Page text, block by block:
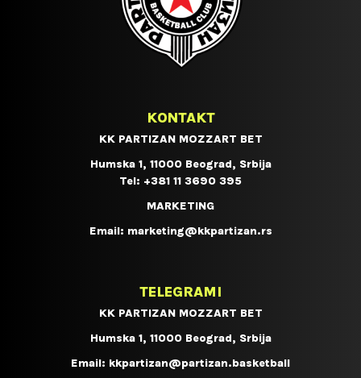
KONTAKT
KK PARTIZAN MOZZART BET
Humska 1, 11000 Beograd, Srbija
Tel: +381 11 3690 395
MARKETING
Email: marketing@kkpartizan.rs
TELEGRAMI
KK PARTIZAN MOZZART BET
Humska 1, 11000 Beograd, Srbija
Email: kkpartizan@partizan.basketball